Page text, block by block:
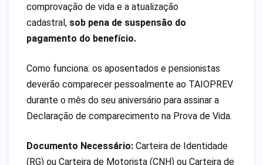
comprovação de vida e a atualização
cadastral, sob pena de suspensão do
pagamento do benefício.
Como funciona: os aposentados e pensionistas
deverão comparecer pessoalmente ao TAIOPREV
durante o mês do seu aniversário para assinar a
Declaração de comparecimento na Prova de Vida.
Documento Necessário: Carteira de Identidade
(RG) ou Carteira de Motorista (CNH) ou Carteira de